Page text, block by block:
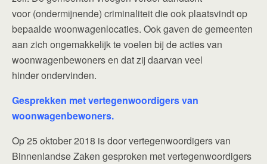
voor (ondermijnende) criminaliteit die ook plaatsvindt op
bepaalde woonwagenlocaties. Ook gaven de gemeenten
aan zich ongemakkelijk te voelen bij de acties van
woonwagenbewoners en dat zij daarvan veel
hinder ondervinden.
Gesprekken met vertegenwoordigers van
woonwagenbewoners.
Op 25 oktober 2018 is door vertegenwoordigers van
Binnenlandse Zaken gesproken met vertegenwoordigers